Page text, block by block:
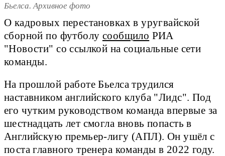
Бьелса. Архивное фото
О кадровых перестановках в уругвайской
сборной по футболу сообщило РИА
"Новости" со ссылкой на социальные сети
команды.
На прошлой работе Бьелса трудился
наставником английского клуба "Лидс". Под
его чутким руководством команда впервые за
шестнадцать лет смогла вновь попасть в
Английскую премьер-лигу (АПЛ). Он ушёл с
поста главного тренера команды в 2022 году.